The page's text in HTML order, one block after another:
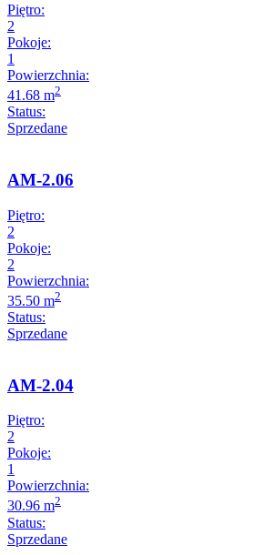
Piętro:
2
Pokoje:
1
Powierzchnia:
41.68 m2
Status:
Sprzedane
AM-2.06
Piętro:
2
Pokoje:
2
Powierzchnia:
35.50 m2
Status:
Sprzedane
AM-2.04
Piętro:
2
Pokoje:
1
Powierzchnia:
30.96 m2
Status:
Sprzedane